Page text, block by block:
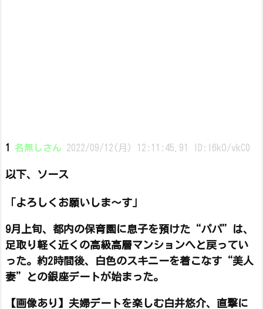
1 名無しさん 2022/09/12(月) 12:11:45.91 ID:I6kO/vkC0
以下、ソース
「よろしくお願いしま～す」
9月上旬、都内の保育園に息子を預けた“パパ”は、
足取り軽く近くの高級高層マンションへと戻ってい
った。約2時間後、白色のスキニーを着こなす“美人
妻”との銀座デートが始まった。
【画像あり】夫婦デートを楽しむ白井悠介、直撃に